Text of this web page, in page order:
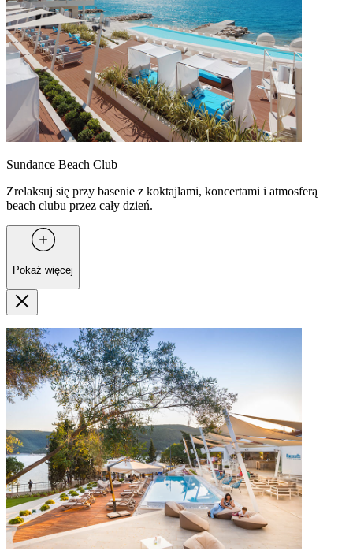
Sundance Beach Club
Zrelaksuj się przy basenie z koktajlami, koncertami i atmosferą
beach clubu przez cały dzień.
Pokaż więcej